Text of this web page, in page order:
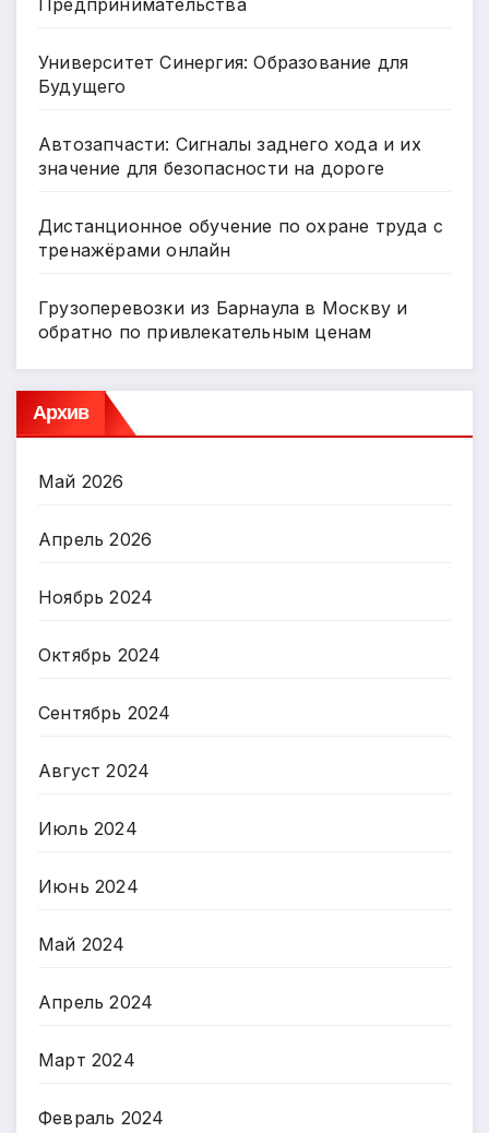
Предпринимательства
Университет Синергия: Образование для
Будущего
Автозапчасти: Сигналы заднего хода и их
значение для безопасности на дороге
Дистанционное обучение по охране труда с
тренажёрами онлайн
Грузоперевозки из Барнаула в Москву и
обратно по привлекательным ценам
Архив
Май 2026
Апрель 2026
Ноябрь 2024
Октябрь 2024
Сентябрь 2024
Август 2024
Июль 2024
Июнь 2024
Май 2024
Апрель 2024
Март 2024
Февраль 2024